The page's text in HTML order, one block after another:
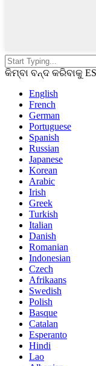
କିମ୍ବା ବନ୍ଦ କରିବାକୁ
English
French
German
Portuguese
Spanish
Russian
Japanese
Korean
Arabic
Irish
Greek
Turkish
Italian
Danish
Romanian
Indonesian
Czech
Afrikaans
Swedish
Polish
Basque
Catalan
Esperanto
Hindi
Lao